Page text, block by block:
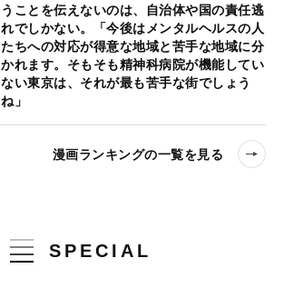
うことを伝えないのは、自治体や国の責任逃
れでしかない。「今後はメンタルヘルスの人
たちへの対応が得意な地域と苦手な地域に分
かれます。そもそも精神科病院が機能してい
ない東京は、それが最も苦手な街でしょう
ね」
漫画ランキングの一覧を見る
SPECIAL